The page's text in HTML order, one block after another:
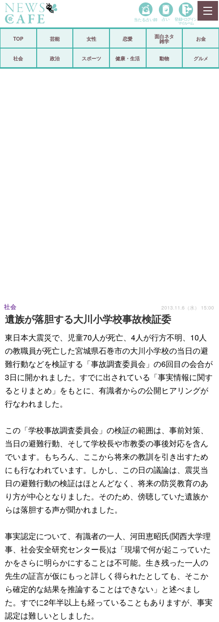
政治
当たる占い師 占い 登録• ログイン
マイルーム
TOP 芸能 女性 恋愛
面白ネタ
雑学
お金
社会 政治 スポーツ 健康・生活 動物 グルメ
遺族が落胆する大川小学校事故検証委
社会 2013.11.6（水） 15:00
東日本大震災で、児童70人が死亡、4人が行方不明、10人
の教職員が死亡した宮城県石巻市の大川小学校の当日の避
難行動などを検証する「事故調査委員会」の6回目の会合が
3日に開かれました。すでに出されている「事実情報に関す
るとりまとめ」をもとに、有識者からの公開ヒアリングが
行なわれました。
この「学校事故調査委員会」の検証の範囲は、事前対策、
当日の避難行動、そして学校長や市教委の事後対応を含ん
でいます。もちろん、ここから将来の教訓を引き出すため
にも行なわれています。しかし、この日の議論は、震災当
日の避難行動の検証はほとんどなく、将来の防災教育のあ
り方が中心となりました。そのため、傍聴していた遺族か
らは落胆する声が聞かれました。
事実認定について、有識者の一人、河田恵昭氏(関西大学理
事、社会安全研究センター長)は「現場で何が起こっていた
かをさらに明らかにすることは不可能。生き残った一人の
先生の証言が仮にもっと詳しく得られたとしても、そこか
ら確定的な結果を推論することはできない」と述べまし
た。すでに2年半以上も経っていることもありますが、事実
認定は難しいとしました。